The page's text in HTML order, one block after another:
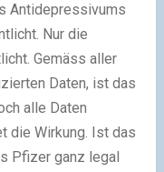
Antidepressivums
Nur die
Gemäss aller
Daten, ist das
alle Daten
die Wirkung. Ist das
Pfizer ganz legal